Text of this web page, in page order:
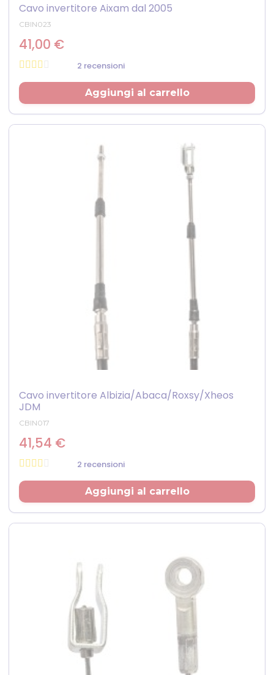
Cavo invertitore Aixam dal 2005
CBIN023
41,00 €
2 recensioni
Prezzo
Aggiungi al carrello
Cavo invertitore Albizia/Abaca/Roxsy/Xheos
JDM
CBIN017
41,54 €
2 recensioni
Prezzo
Aggiungi al carrello